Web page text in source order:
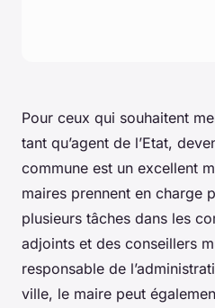
Pour ceux qui souhaitent
tant qu’agent de l’Etat,
commune est un excellent
maires prennent en charge
plusieurs tâches dans les
adjoints et des conseillers
responsable de
ville, le maire peut